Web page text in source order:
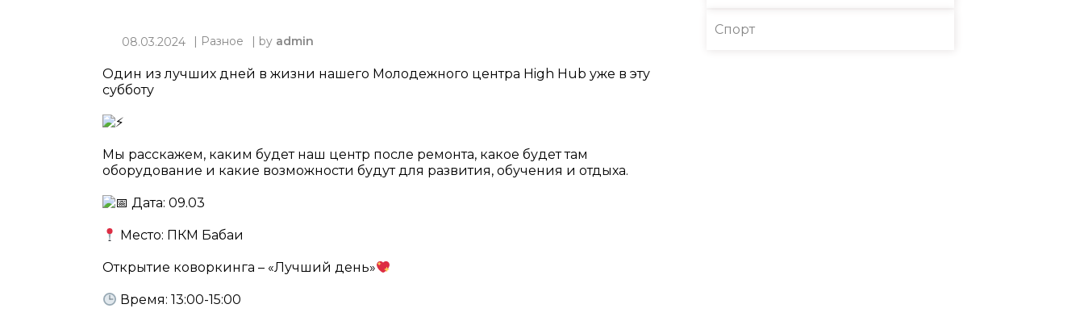
08.03.2024 | Разное | by admin
Один из лучших дней в жизни нашего Молодежного центра High Hub уже в эту
субботу
Мы расскажем, каким будет наш центр после ремонта, какое будет там
оборудование и какие возможности будут для развития, обучения и отдыха.
Дата: 09.03
Место: ПКМ Бабаи
Открытие коворкинга – «Лучший день»
Время: 13:00-15:00
Спорт